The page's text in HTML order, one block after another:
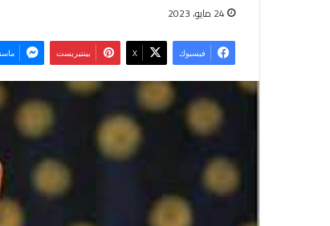
24 مايو، 2023
فيسبوك ‫X بينتيريست